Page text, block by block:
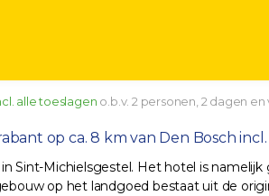
alle toeslagen o.b.v. 2 personen, 2 dagen
op ca. 8 km van Den Bosch
Sint-Michielsgestel. Het hotel is
op het landgoed bestaat uit de